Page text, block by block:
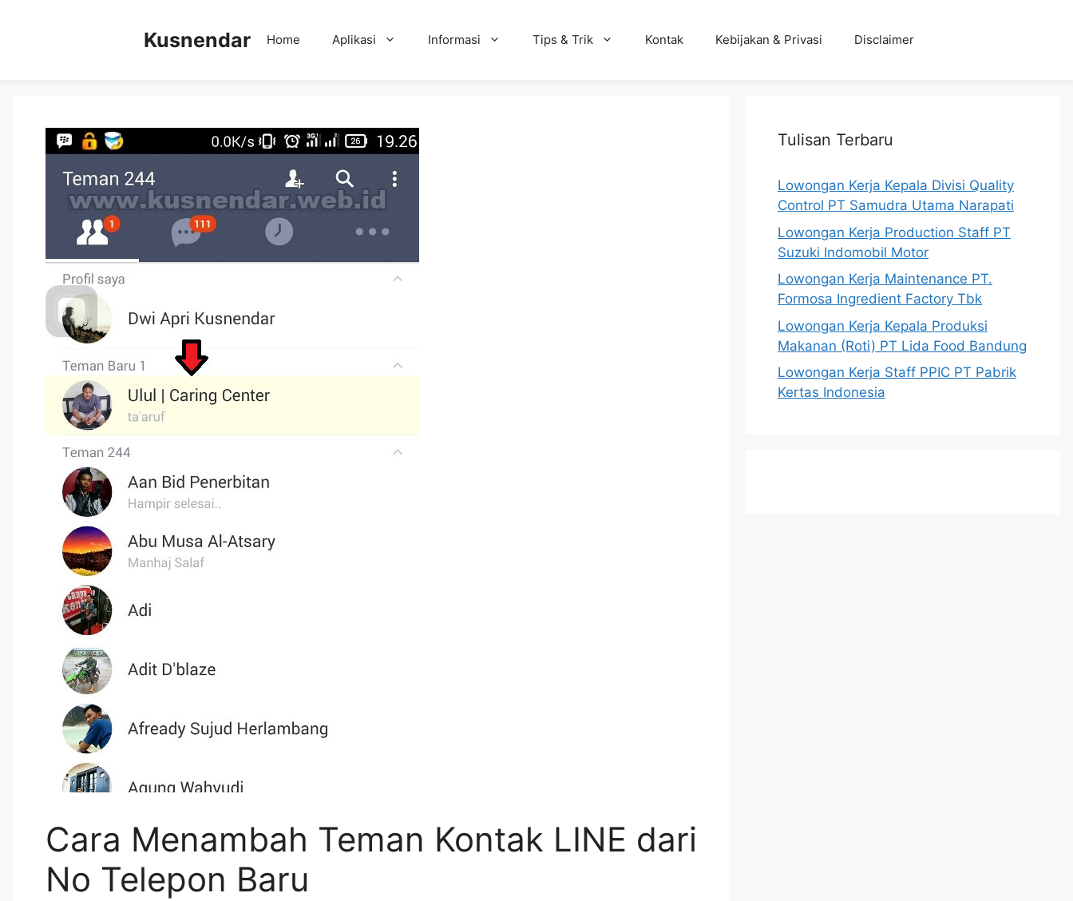
Kusnendar Home Aplikasi Informasi Tips & Trik Kontak Kebijakan & Privasi Disclaimer
Cara Menambah Teman Kontak LINE dari
No Telepon Baru
Tulisan Terbaru
Lowongan Kerja Kepala Divisi Quality
Control PT Samudra Utama Narapati
Lowongan Kerja Production Staff PT
Suzuki Indomobil Motor
Lowongan Kerja Maintenance PT.
Formosa Ingredient Factory Tbk
Lowongan Kerja Kepala Produksi
Makanan (Roti) PT Lida Food Bandung
Lowongan Kerja Staff PPIC PT Pabrik
Kertas Indonesia